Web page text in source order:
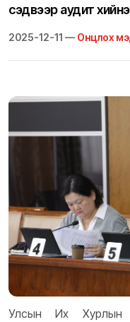
сэдвээр аудит хийнэ
2025-12-11 — Онцлох
Улсын Их Хурлын